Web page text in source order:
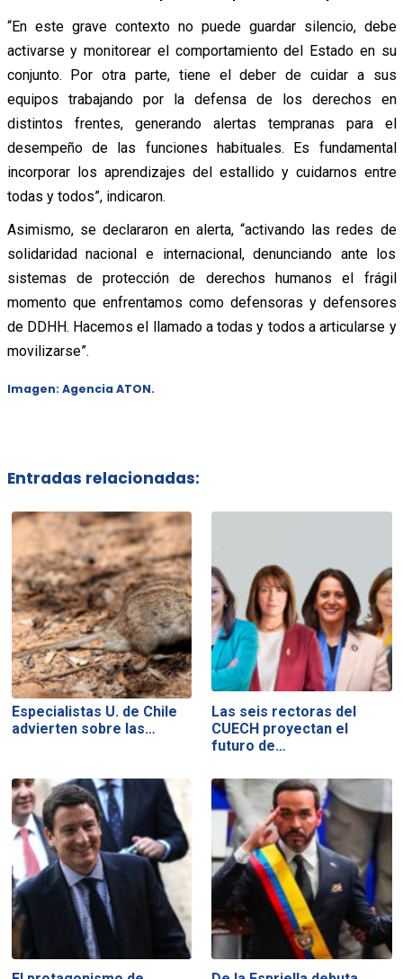
“En este grave contexto no puede guardar silencio, debe
activarse y monitorear el comportamiento del Estado en su
conjunto. Por otra parte, tiene el deber de cuidar a sus
equipos trabajando por la defensa de los derechos en
distintos frentes, generando alertas tempranas para el
desempeño de las funciones habituales. Es fundamental
incorporar los aprendizajes del estallido y cuidarnos entre
todas y todos”, indicaron.
Asimismo, se declararon en alerta, “activando las redes de
solidaridad nacional e internacional, denunciando ante los
sistemas de protección de derechos humanos el frágil
momento que enfrentamos como defensoras y defensores
de DDHH. Hacemos el llamado a todas y todos a articularse y
movilizarse”.
Imagen: Agencia ATON.
Entradas relacionadas:
Especialistas U. de Chile
advierten sobre las…
Las seis rectoras del
CUECH proyectan el
futuro de…